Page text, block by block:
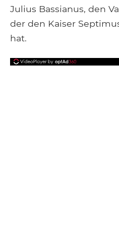
Julius Bassianus, den
der den Kaiser
hat.